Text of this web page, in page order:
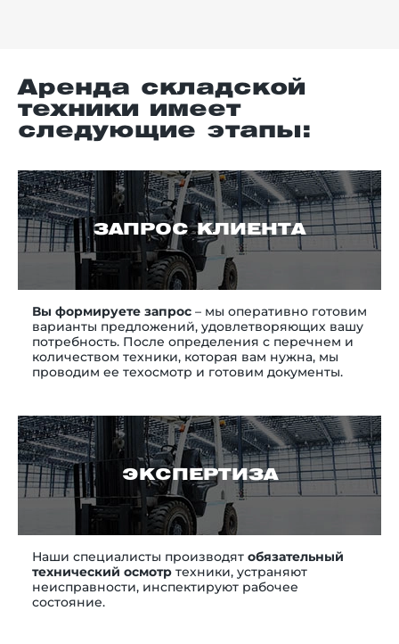
Аренда складской
техники имеет
следующие этапы:
ЗАПРОС КЛИЕНТА
Вы формируете запрос – мы оперативно готовим
варианты предложений, удовлетворяющих вашу
потребность. После определения с перечнем и
количеством техники, которая вам нужна, мы
проводим ее техосмотр и готовим документы.
ЭКСПЕРТИЗА
Наши специалисты производят обязательный
технический осмотр техники, устраняют
неисправности, инспектируют рабочее
состояние.